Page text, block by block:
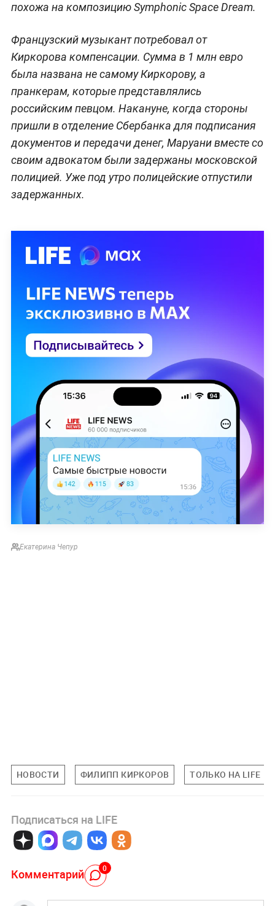
похожа на композицию Symphonic Space Dream.
Французский музыкант потребовал от
Киркорова компенсации. Сумма в 1 млн евро
была названа не самому Киркорову, а
пранкерам, которые представлялись
российским певцом. Накануне, когда стороны
пришли в отделение Сбербанка для подписания
документов и передачи денег, Маруани вместе со
своим адвокатом были задержаны московской
полицией. Уже под утро полицейские отпустили
задержанных.
Екатерина Чепур
НОВОСТИ ФИЛИПП КИРКОРОВ ТОЛЬКО НА LIFE
Подписаться на LIFE
Комментарий 0